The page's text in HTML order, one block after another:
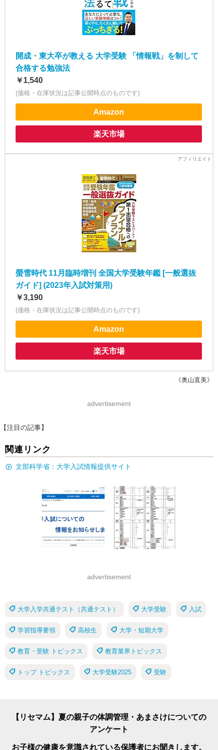
開成・東大卒が教える 大学受験 「情報戦」を制して
合格する勉強法
￥1,540
(価格・在庫状況は記事公開時点のものです)
Amazon
楽天市場
螢雪時代 11月臨時増刊 全国大学受験年鑑 [一般選抜
ガイド] (2023年入試対策用)
￥3,190
(価格・在庫状況は記事公開時点のものです)
Amazon
楽天市場
《奥山直美》
advertisement
【注目の記事】
関連リンク
文部科学省：大学入試情報提供サイト
advertisement
大学入学共通テスト（共通テスト） 大学受験 入試
学習指導要領 高校生 大学・短期大学
教育・受験 トピックス 教育業界トピックス
トップ トピックス 大学受験2025 受験
【リセマム】夏の親子の体調管理・あまさけについての
アンケート
お子様の健康を意識されている保護者にお聞きします。